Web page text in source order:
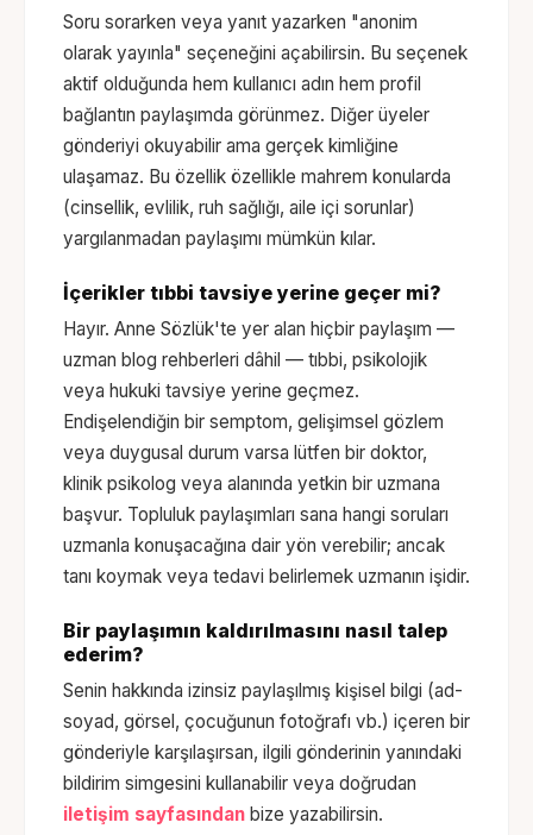
Soru sorarken veya yanıt yazarken "anonim
olarak yayınla" seçeneğini açabilirsin. Bu seçenek
aktif olduğunda hem kullanıcı adın hem profil
bağlantın paylaşımda görünmez. Diğer üyeler
gönderiyi okuyabilir ama gerçek kimliğine
ulaşamaz. Bu özellik özellikle mahrem konularda
(cinsellik, evlilik, ruh sağlığı, aile içi sorunlar)
yargılanmadan paylaşımı mümkün kılar.
İçerikler tıbbi tavsiye yerine geçer mi?
Hayır. Anne Sözlük'te yer alan hiçbir paylaşım —
uzman blog rehberleri dâhil — tıbbi, psikolojik
veya hukuki tavsiye yerine geçmez.
Endişelendiğin bir semptom, gelişimsel gözlem
veya duygusal durum varsa lütfen bir doktor,
klinik psikolog veya alanında yetkin bir uzmana
başvur. Topluluk paylaşımları sana hangi soruları
uzmanla konuşacağına dair yön verebilir; ancak
tanı koymak veya tedavi belirlemek uzmanın işidir.
Bir paylaşımın kaldırılmasını nasıl talep
ederim?
Senin hakkında izinsiz paylaşılmış kişisel bilgi (ad-
soyad, görsel, çocuğunun fotoğrafı vb.) içeren bir
gönderiyle karşılaşırsan, ilgili gönderinin yanındaki
bildirim simgesini kullanabilir veya doğrudan
iletişim sayfasından bize yazabilirsin.